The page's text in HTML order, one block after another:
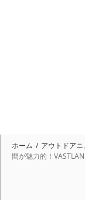
ホーム アウトドアニ
間が魅力的！